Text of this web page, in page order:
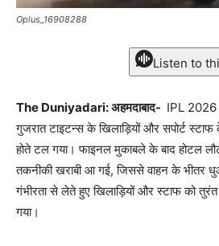
Oplus_16908288
Listen to
The Duniyadari: अहमदाबाद- IPL 2026
गुजरात टाइटन्स के खिलाड़ियों और सपोर्ट
होते टल गया। फाइनल मुकाबले के बाद होटल
तकनीकी खराबी आ गई, जिससे वाहन के भीतर
गंभीरता से लेते हुए खिलाड़ियों और स्टाफ को तुरंत
गया।